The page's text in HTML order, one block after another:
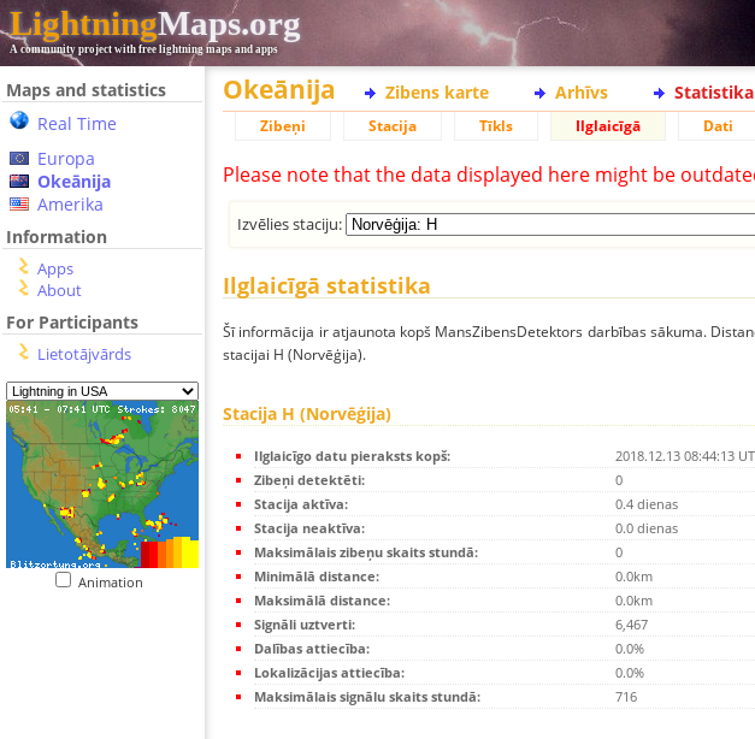
LightningMaps.org
A community project with free lightning maps and apps
Maps and statistics
Real Time
Europa
Okeānija
Amerika
Information
Apps
About
For Participants
Lietotājvārds
Animation
Okeānija Zibens karte Arhīvs Statistika
Zibeņi Stacija Tīkls Ilglaicīgā Dati
Please note that the data displayed here might be
Izvēlies staciju:
Ilglaicīgā statistika
Šī informācija ir atjaunota kopš MansZibensDetektors darbības sākuma.
stacijai H (Norvēģija).
Stacija H (Norvēģija)
Ilglaicīgo datu pieraksts kopš:
2018.12.13 08:44:13
Zibeņi detektēti:
0
Stacija aktīva:
0.4 dienas
Stacija neaktīva:
0.0 dienas
Maksimālais zibeņu skaits stundā:
0
Minimālā distance:
0.0km
Maksimālā distance:
0.0km
Signāli uztverti:
6,467
Dalības attiecība:
0.0%
Lokalizācijas attiecība:
0.0%
Maksimālais signālu skaits stundā:
716